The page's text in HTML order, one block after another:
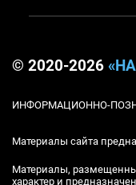
© 2020-2026
ИНФОРМАЦИОННО-
Материалы сайта
Материалы,
характер и